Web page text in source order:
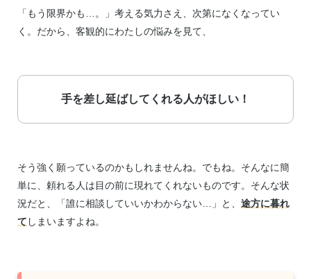
「もう限界かも…。」考える気力さえ、次第になくなってい
く。だから、客観的にわたしの悩みを見て、
手を差し延ばしてくれる人がほしい！
そう強く願っているのかもしれませんね。でもね。そんなに簡
単に、頼れる人は目の前に現れてくれないものです。そんな状
況だと、「誰に相談していいかわからない…」と、 途方に暮れ
て しまいますよね。